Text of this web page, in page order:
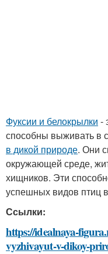
Фуксии и белокрылки -
способны выживать в
в дикой природе. Они
окружающей среде,
хищников. Эти
успешных видов птиц
Ссылки:
https://idealnaya-
vyzhivayut-v-dikoy-